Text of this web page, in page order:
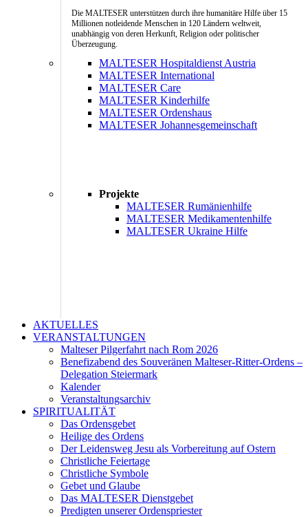
Die MALTESER unterstützen durch ihre humanitäre Hilfe über 15
Millionen notleidende Menschen in 120 Ländern weltweit,
unabhängig von deren Herkunft, Religion oder politischer
Überzeugung.
MALTESER Hospitaldienst Austria
MALTESER International
MALTESER Care
MALTESER Kinderhilfe
MALTESER Ordenshaus
MALTESER Johannesgemeinschaft
Projekte
MALTESER Rumänienhilfe
MALTESER Medikamentenhilfe
MALTESER Ukraine Hilfe
AKTUELLES
VERANSTALTUNGEN
Malteser Pilgerfahrt nach Rom 2026
Benefizabend des Souveränen Malteser-Ritter-Ordens –
Delegation Steiermark
Kalender
Veranstaltungsarchiv
SPIRITUALITÄT
Das Ordensgebet
Heilige des Ordens
Der Leidensweg Jesu als Vorbereitung auf Ostern
Christliche Feiertage
Christliche Symbole
Gebet und Glaube
Das MALTESER Dienstgebet
Predigten unserer Ordenspriester